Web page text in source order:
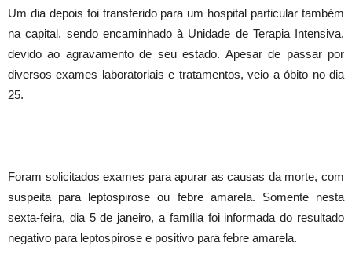
Um dia depois foi transferido para um hospital particular também
na capital, sendo encaminhado à Unidade de Terapia Intensiva,
devido ao agravamento de seu estado. Apesar de passar por
diversos exames laboratoriais e tratamentos, veio a óbito no dia
25.
Foram solicitados exames para apurar as causas da morte, com
suspeita para leptospirose ou febre amarela. Somente nesta
sexta-feira, dia 5 de janeiro, a família foi informada do resultado
negativo para leptospirose e positivo para febre amarela.